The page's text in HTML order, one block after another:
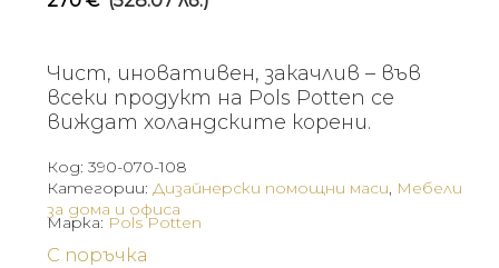
Чист, иновативен, закачлив – във
всеки продукт на Pols Potten се
виждат холандските корени.
Код: 390-070-108
Категории: Дизайнерски помощни маси, Мебели
за дома и офиса
С поръчка
Марка: Pols Potten